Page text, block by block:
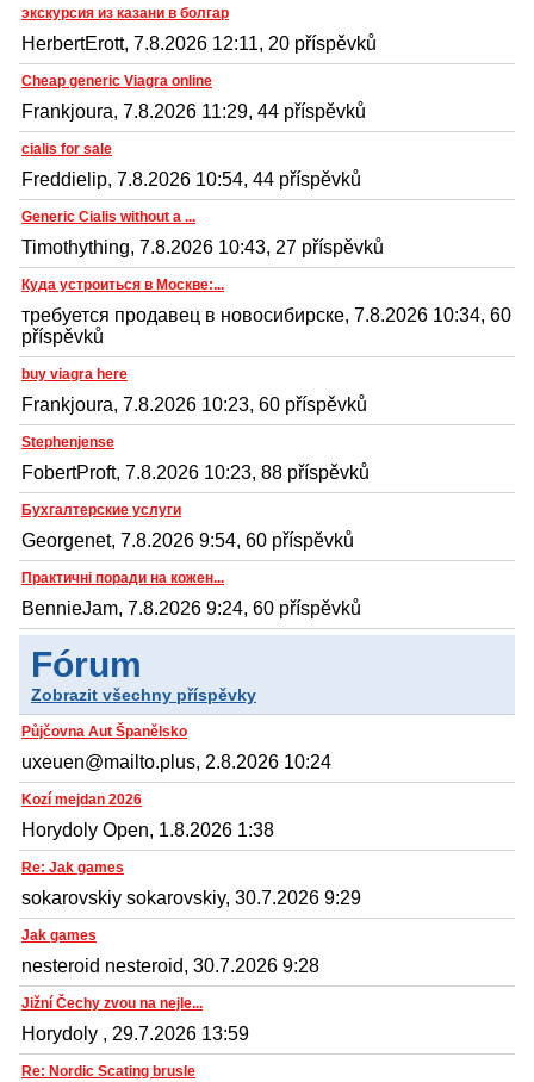
экскурсия из казани в болгар
HerbertErott, 7.8.2026 12:11, 20 příspěvků
Cheap generic Viagra online
Frankjoura, 7.8.2026 11:29, 44 příspěvků
cialis for sale
Freddielip, 7.8.2026 10:54, 44 příspěvků
Generic Cialis without a ...
Timothything, 7.8.2026 10:43, 27 příspěvků
Куда устроиться в Москве:...
требуется продавец в новосибирске, 7.8.2026 10:34, 60
příspěvků
buy viagra here
Frankjoura, 7.8.2026 10:23, 60 příspěvků
Stephenjense
FobertProft, 7.8.2026 10:23, 88 příspěvků
Бухгалтерские услуги
Georgenet, 7.8.2026 9:54, 60 příspěvků
Практичні поради на кожен...
BennieJam, 7.8.2026 9:24, 60 příspěvků
Fórum
Zobrazit všechny příspěvky
Půjčovna Aut Španělsko
uxeuen@mailto.plus, 2.8.2026 10:24
Kozí mejdan 2026
Horydoly Open, 1.8.2026 1:38
Re: Jak games
sokarovskiy sokarovskiy, 30.7.2026 9:29
Jak games
nesteroid nesteroid, 30.7.2026 9:28
Jižní Čechy zvou na nejle...
Horydoly , 29.7.2026 13:59
Re: Nordic Scating brusle